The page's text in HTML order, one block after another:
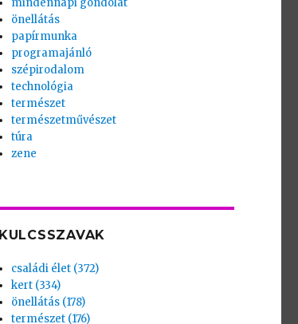
mindennapi gondolat
önellátás
papírmunka
programajánló
szépirodalom
technológia
természet
természetművészet
túra
zene
KULCSSZAVAK
családi élet (372)
kert (334)
önellátás (178)
természet (176)